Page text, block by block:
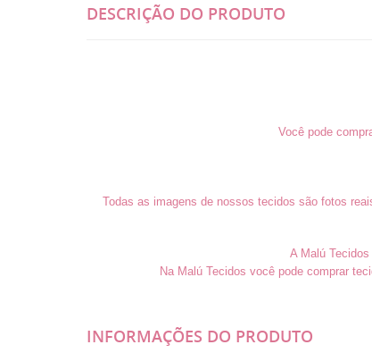
DESCRIÇÃO DO PRODUTO
Você pode
Todas as imagens de nossos tecidos são fotos
A Malú
Na Malú Tecidos você pode comprar
INFORMAÇÕES DO PRODUTO